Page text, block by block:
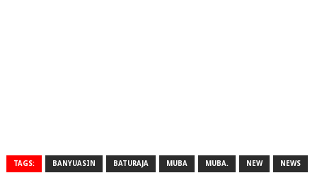
TAGS: BANYUASIN BATURAJA MUBA MUBA. NEW NEWS